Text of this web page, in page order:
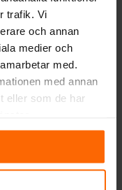
trafik. Vi
och annan
medier och
med.
med annan
eller som de har
Utemiljö Hex
kr
kr